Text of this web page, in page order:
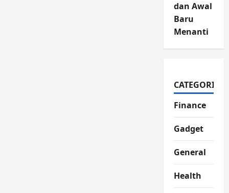
dan Awal
Baru
Menanti
CATEGORIES
Finance
Gadget
General
Health